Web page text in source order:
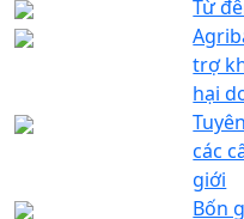
Từ
trợ
hại
các
giới
Bốn